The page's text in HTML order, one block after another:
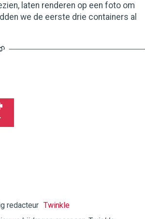
laten renderen op een foto om
we de eerste drie containers al
redacteur Twinkle